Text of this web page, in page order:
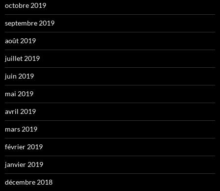
octobre 2019
septembre 2019
août 2019
juillet 2019
juin 2019
mai 2019
avril 2019
mars 2019
février 2019
janvier 2019
décembre 2018